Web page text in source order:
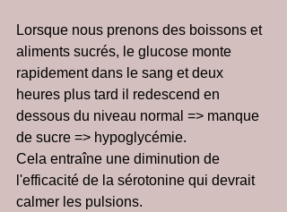
Lorsque nous prenons des boissons et
aliments sucrés, le glucose monte
rapidement dans le sang et deux
heures plus tard il redescend en
dessous du niveau normal => manque
de sucre => hypoglycémie.
Cela entraîne une diminution de
l'efficacité de la sérotonine qui devrait
calmer les pulsions.